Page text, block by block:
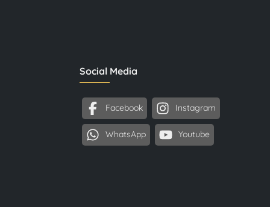
Social Media
Facebook Instagram
WhatsApp Youtube